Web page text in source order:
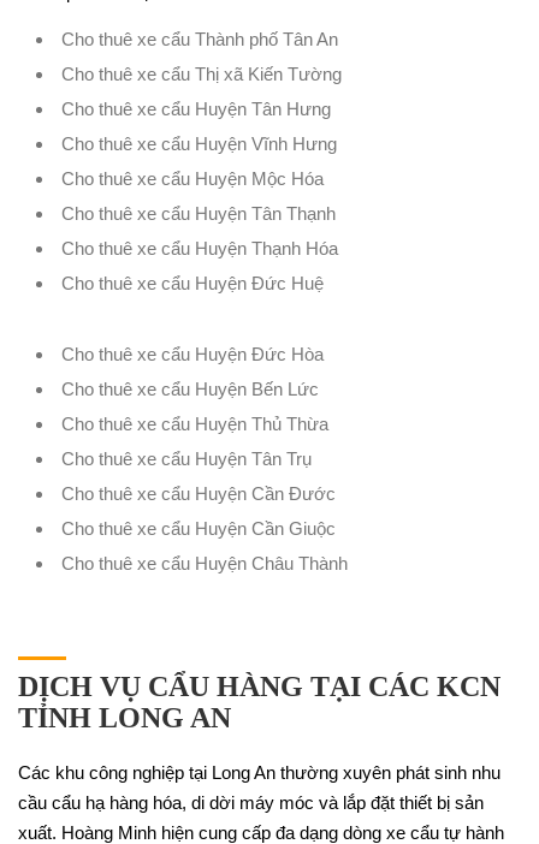
Cho thuê xe cẩu Thành phố Tân An
Cho thuê xe cẩu Thị xã Kiến Tường
Cho thuê xe cẩu Huyện Tân Hưng
Cho thuê xe cẩu Huyện Vĩnh Hưng
Cho thuê xe cẩu Huyện Mộc Hóa
Cho thuê xe cẩu Huyện Tân Thạnh
Cho thuê xe cẩu Huyện Thạnh Hóa
Cho thuê xe cẩu Huyện Đức Huệ
Cho thuê xe cẩu Huyện Đức Hòa
Cho thuê xe cẩu Huyện Bến Lức
Cho thuê xe cẩu Huyện Thủ Thừa
Cho thuê xe cẩu Huyện Tân Trụ
Cho thuê xe cẩu Huyện Cần Đước
Cho thuê xe cẩu Huyện Cần Giuộc
Cho thuê xe cẩu Huyện Châu Thành
DỊCH VỤ CẨU HÀNG TẠI CÁC KCN
TỈNH LONG AN
Các khu công nghiệp tại Long An thường xuyên phát sinh nhu
cầu cẩu hạ hàng hóa, di dời máy móc và lắp đặt thiết bị sản
xuất. Hoàng Minh hiện cung cấp đa dạng dòng xe cẩu tự hành